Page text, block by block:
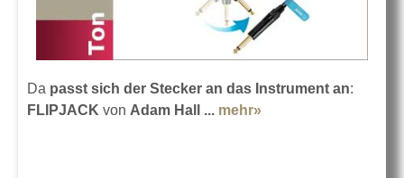
Da passt sich der Stecker an das Instrument an:
FLIPJACK von Adam Hall ... mehr»